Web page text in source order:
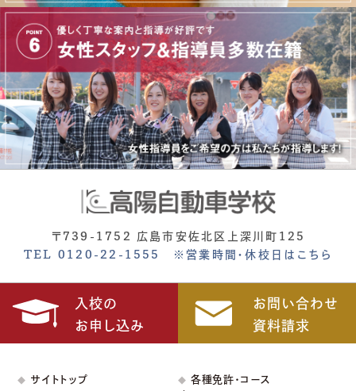
〒739-1752 広島市安佐北区上深川町125
TEL 0120-22-1555
※営業時間・休校日はこちら
入校の
お申し込み
お問い合わせ
資料請求
サイトトップ
各種免許・コース